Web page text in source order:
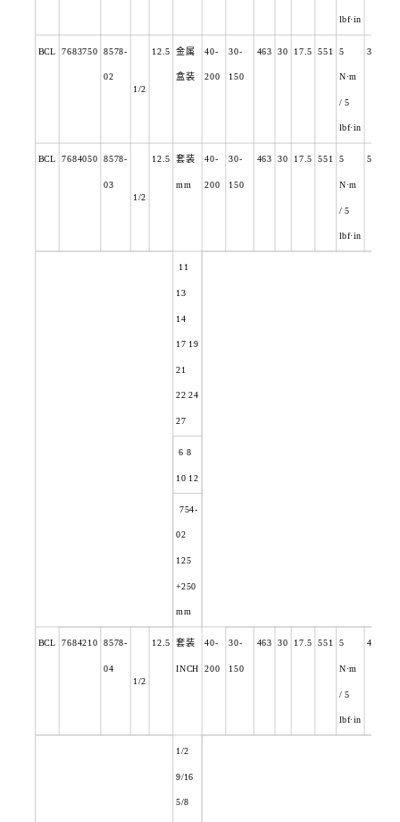
lbf·in
BCL 7683750 8578-
02
1/2
12.5 金属
盒装
40-
200
30-
150
463 30 17.5 551 5
N·m
/ 5
lbf·in
3.5
BCL 7684050 8578-
03
1/2
12.5 套装
mm
40-
200
30-
150
463 30 17.5 551 5
N·m
/ 5
lbf·in
5.1
11
13
14
17 19
21
22 24
27
6 8
10 12
754-
02
125
+250
mm
BCL 7684210 8578-
04
1/2
12.5 套装
INCH
40-
200
30-
150
463 30 17.5 551 5
N·m
/ 5
lbf·in
4.9
1/2
9/16
5/8